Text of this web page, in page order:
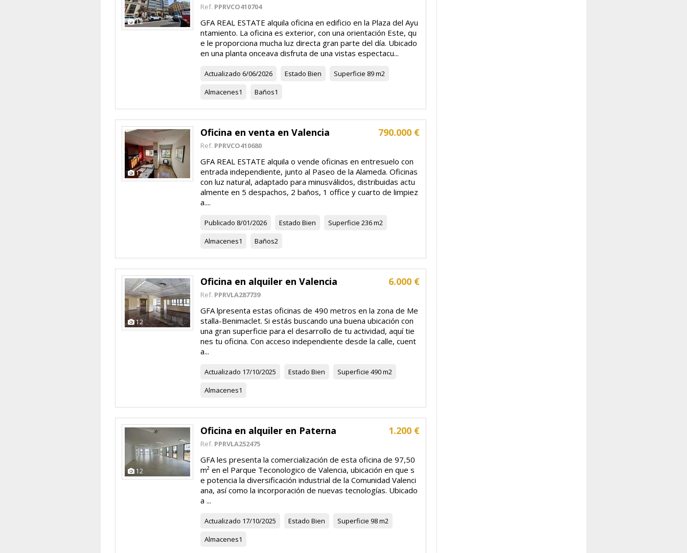
12
Ref. PPRVCO410704
GFA REAL ESTATE alquila oficina en edificio en la Plaza del Ayu
ntamiento. La oficina es exterior, con una orientación Este, qu
e le proporciona mucha luz directa gran parte del día. Ubicado
en una planta onceava disfruta de una vistas espectacu...
Actualizado 6/06/2026 Estado Bien Superficie 89 m2
Almacenes1 Baños1
12
790.000 €
Oficina en venta en Valencia
Ref. PPRVCO410680
GFA REAL ESTATE alquila o vende oficinas en entresuelo con
entrada independiente, junto al Paseo de la Alameda. Oficinas
con luz natural, adaptado para minusválidos, distribuidas actu
almente en 5 despachos, 2 baños, 1 office y cuarto de limpiez
a....
Publicado 8/01/2026 Estado Bien Superficie 236 m2
Almacenes1 Baños2
12
6.000 €
Oficina en alquiler en Valencia
Ref. PPRVLA287739
GFA lpresenta estas oficinas de 490 metros en la zona de Me
stalla-Benimaclet. Si estás buscando una buena ubicación con
una gran superficie para el desarrollo de tu actividad, aquí tie
nes tu oficina. Con acceso independiente desde la calle, cuent
a...
Actualizado 17/10/2025 Estado Bien Superficie 490 m2
Almacenes1
12
1.200 €
Oficina en alquiler en Paterna
Ref. PPRVLA252475
GFA les presenta la comercialización de esta oficina de 97,50
m² en el Parque Teconologico de Valencia, ubicación en que s
e potencia la diversificación industrial de la Comunidad Valenci
ana, así como la incorporación de nuevas tecnologías. Ubicado
a ...
Actualizado 17/10/2025 Estado Bien Superficie 98 m2
Almacenes1